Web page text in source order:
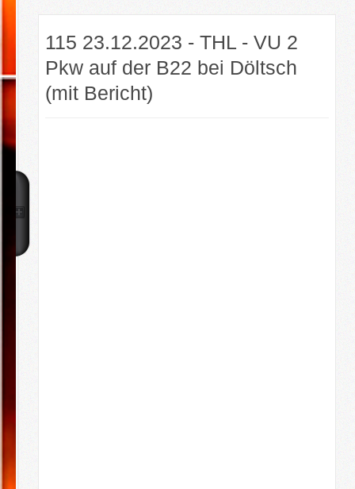
115 23.12.2023 - THL - VU 2
Pkw auf der B22 bei Döltsch
(mit Bericht)